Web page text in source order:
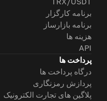
برنامه کارگزار
برنامه بازارساز
هزینه ها
API
پرداخت ها
درگاه پرداخت ها
پردازش رمزنگاری
پلاگین های تجارت الکترونیک